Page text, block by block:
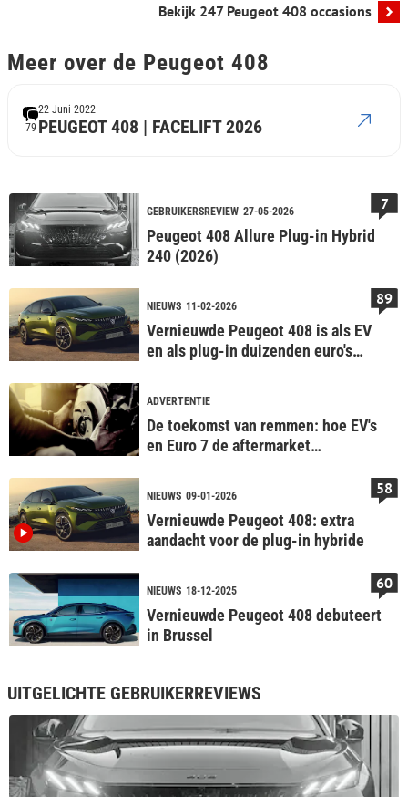
Bekijk 247 Peugeot 408 occasions
Meer over de Peugeot 408
79 PEUGEOT 408 | FACELIFT 2026
22 Juni 2022
GEBRUIKERSREVIEW 27-05-2026
Peugeot 408 Allure Plug-in Hybrid
240 (2026)
7
NIEUWS 11-02-2026
Vernieuwde Peugeot 408 is als EV
en als plug-in duizenden euro's
89
ADVERTENTIE
De toekomst van remmen: hoe EV's
en Euro 7 de aftermarket
NIEUWS 09-01-2026
Vernieuwde Peugeot 408: extra
aandacht voor de plug-in hybride
58
NIEUWS 18-12-2025
Vernieuwde Peugeot 408 debuteert
in Brussel
60
UITGELICHTE GEBRUIKERREVIEWS